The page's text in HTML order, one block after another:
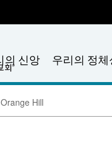
의 신앙 우리의 정체
Orange Hill